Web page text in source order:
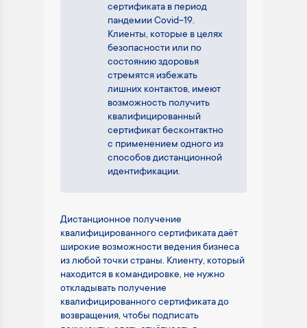
сертификата в период
пандемии Covid-19.
Клиенты, которые в целях
безопасности или по
состоянию здоровья
стремятся избежать
лишних контактов, имеют
возможность получить
квалифицированный
сертификат бесконтактно
с применением одного из
способов дистанционной
идентификации.
Дистанционное получение
квалифицированного сертификата даёт
широкие возможности ведения бизнеса
из любой точки страны. Клиенту, который
находится в командировке, не нужно
откладывать получение
квалифицированного сертификата до
возвращения, чтобы подписать